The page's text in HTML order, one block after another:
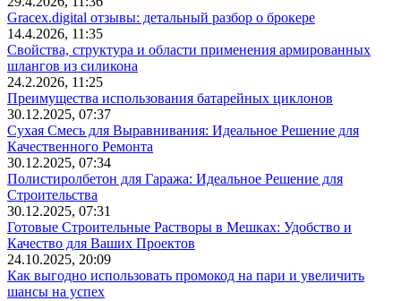
Gracex.digital отзывы: детальный разбор о брокере
14.4.2026, 11:35
Свойства, структура и области применения армированных
шлангов из силикона
24.2.2026, 11:25
Преимущества использования батарейных циклонов
30.12.2025, 07:37
Сухая Смесь для Выравнивания: Идеальное Решение для
Качественного Ремонта
30.12.2025, 07:34
Полистиролбетон для Гаража: Идеальное Решение для
Строительства
30.12.2025, 07:31
Готовые Строительные Растворы в Мешках: Удобство и
Качество для Ваших Проектов
24.10.2025, 20:09
Как выгодно использовать промокод на пари и увеличить
шансы на успех